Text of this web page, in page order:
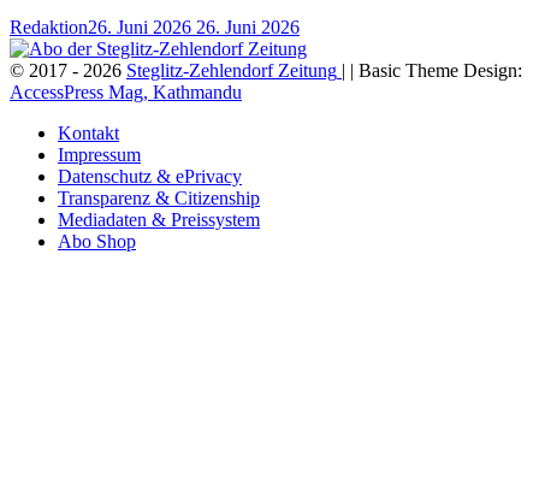
Redaktion26. Juni 2026 26. Juni 2026
© 2017 - 2026 Steglitz-Zehlendorf Zeitung | | Basic Theme Design:
AccessPress Mag, Kathmandu
Kontakt
Impressum
Datenschutz & ePrivacy
Transparenz & Citizenship
Mediadaten & Preissystem
Abo Shop